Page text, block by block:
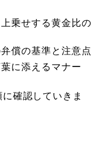
乗せする黄金比の
償の基準と注意点
に添えるマナー
確認していきま